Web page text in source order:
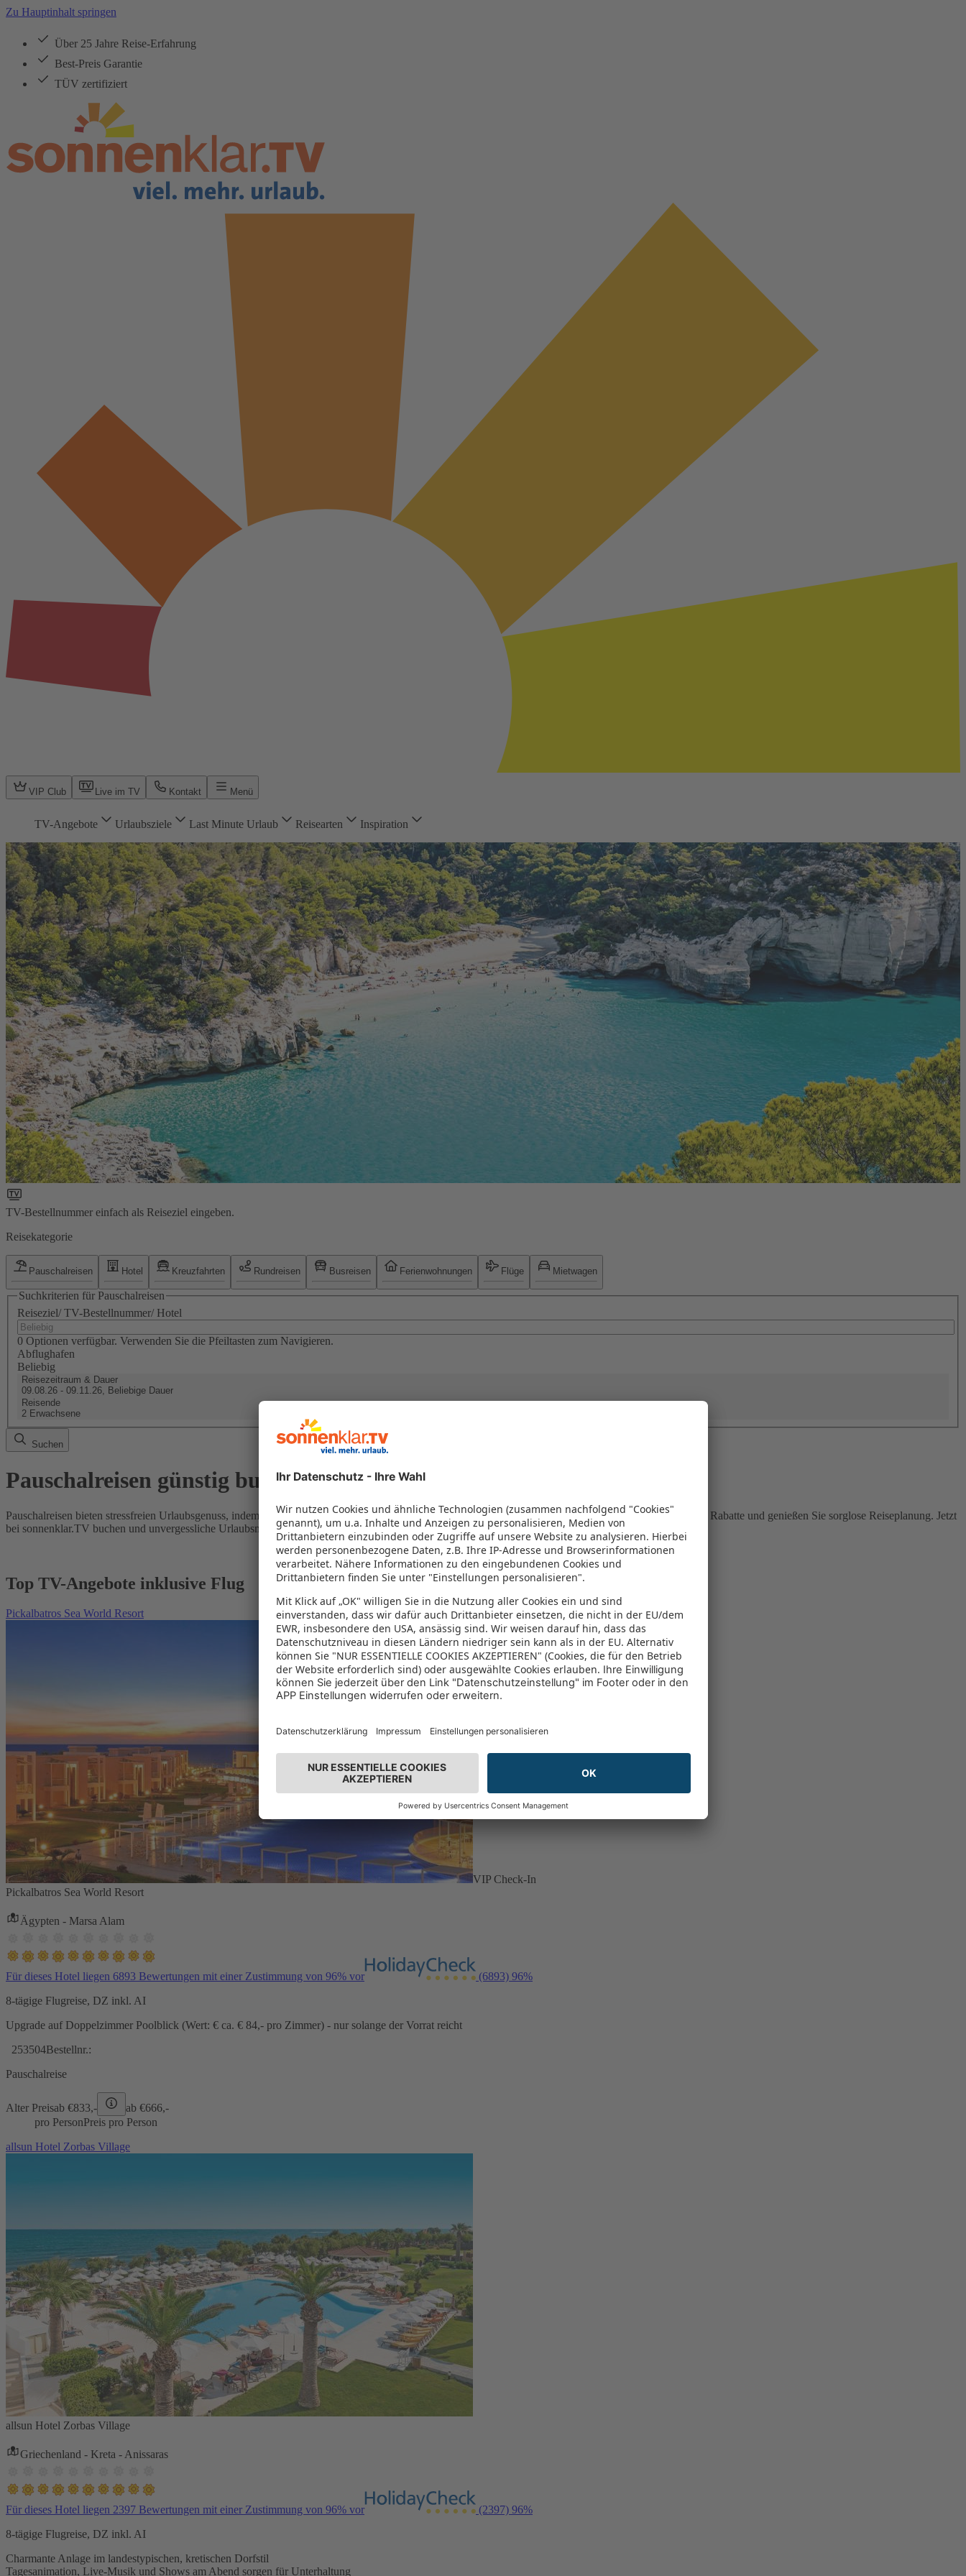
Zu Hauptinhalt springen
Über 25 Jahre Reise-Erfahrung
Best-Preis Garantie
TÜV zertifiziert
VIP Club Live im TV Kontakt Menü
TV-Angebote Urlaubsziele Last Minute Urlaub Reisearten Inspiration
TV-Bestellnummer einfach als Reiseziel eingeben.
Reisekategorie
Pauschalreisen Hotel Kreuzfahrten Rundreisen Busreisen Ferienwohnungen Flüge Mietwagen
Suchkriterien für Pauschalreisen
Reiseziel/ TV-Bestellnummer/ Hotel
0 Optionen verfügbar. Verwenden Sie die Pfeiltasten zum Navigieren.
Abflughafen
Beliebig
Reisezeitraum & Dauer
09.08.26 - 09.11.26, Beliebige Dauer
Reisende
2 Erwachsene
Suchen
Pauschalreisen günstig buchen
Pauschalreisen bieten stressfreien Urlaubsgenuss, indem Flug und Hotel in einem Paket kombiniert werden – das spart Zeit und Geld. Nutzen Sie attraktive Rabatte und genießen Sie sorglose Reiseplanung. Jetzt
bei sonnenklar.TV buchen und unvergessliche Urlaubsmomente erleben!
Top TV-Angebote inklusive Flug
Pickalbatros Sea World Resort
VIP Check-In
Pickalbatros Sea World Resort
Ägypten - Marsa Alam
Für dieses Hotel liegen 6893 Bewertungen mit einer Zustimmung von 96% vor (6893) 96%
8-tägige Flugreise, DZ inkl. AI
Upgrade auf Doppelzimmer Poolblick (Wert: € ca. € 84,- pro Zimmer) - nur solange der Vorrat reicht
253504Bestellnr.:
Pauschalreise
Alter Preisab €833,- ab €666,-
pro PersonPreis pro Person
allsun Hotel Zorbas Village
allsun Hotel Zorbas Village
Griechenland - Kreta - Anissaras
Für dieses Hotel liegen 2397 Bewertungen mit einer Zustimmung von 96% vor (2397) 96%
8-tägige Flugreise, DZ inkl. AI
Charmante Anlage im landestypischen, kretischen Dorfstil
Tagesanimation, Live-Musik und Shows am Abend sorgen für Unterhaltung